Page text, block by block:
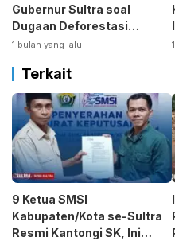
Gubernur Sultra soal
Dugaan Deforestasi
Kabaen
1 bulan yang lalu
Terkait
9 Ketua SMSI
Kabupaten/Kota se-Sultra
Resmi Kantongi SK, Ini